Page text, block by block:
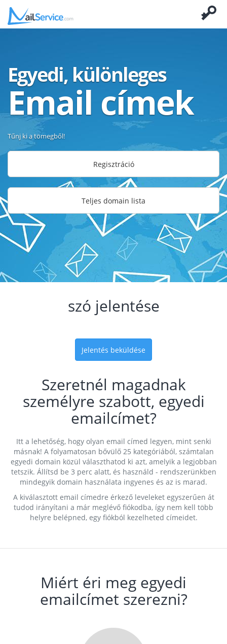
Egyedi, különleges
Email címek
Tűnj ki a tömegből!
Regisztráció
Teljes domain lista
szó jelentése
Jelentés beküldése
Szeretnél magadnak
személyre szabott, egyedi
emailcímet?
Itt a lehetőség, hogy olyan email címed legyen, mint senki
másnak! A folyamatosan bővülő 25 kategóriából, számtalan
egyedi domain közül választhatod ki azt, amelyik a legjobban
tetszik. Állítsd be 3 perc alatt, és használd - rendszerünkben
mindegyik domain használata ingyenes és az is marad.
A kiválasztott email címedre érkező leveleket egyszerűen át
tudod irányítani a már meglévő fiókodba, így nem kell több
helyre belépned, egy fiókból kezelheted címeidet.
Miért éri meg egyedi
emailcímet szerezni?